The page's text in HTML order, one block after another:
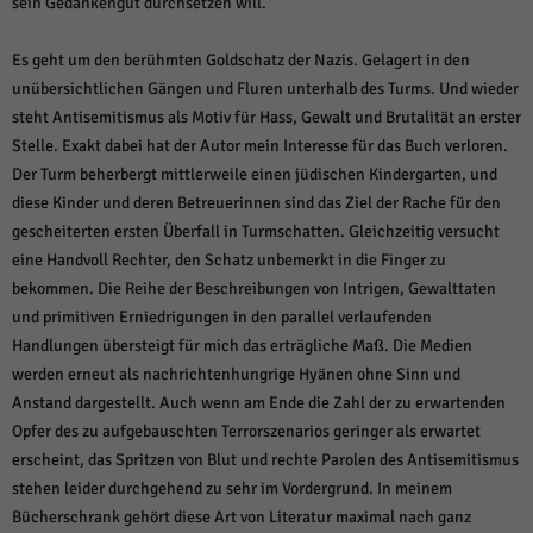
Es geht um den berühmten Goldschatz der Nazis. Gelagert in den
unübersichtlichen Gängen und Fluren unterhalb des Turms. Und wieder
steht Antisemitismus als Motiv für Hass, Gewalt und Brutalität an erster
Stelle. Exakt dabei hat der Autor mein Interesse für das Buch verloren.
Der Turm beherbergt mittlerweile einen jüdischen Kindergarten, und
diese Kinder und deren Betreuerinnen sind das Ziel der Rache für den
gescheiterten ersten Überfall in Turmschatten. Gleichzeitig versucht
eine Handvoll Rechter, den Schatz unbemerkt in die Finger zu
bekommen. Die Reihe der Beschreibungen von Intrigen, Gewalttaten
und primitiven Erniedrigungen in den parallel verlaufenden
Handlungen übersteigt für mich das erträgliche Maß. Die Medien
werden erneut als nachrichtenhungrige Hyänen ohne Sinn und
Anstand dargestellt. Auch wenn am Ende die Zahl der zu erwartenden
Opfer des zu aufgebauschten Terrorszenarios geringer als erwartet
erscheint, das Spritzen von Blut und rechte Parolen des Antisemitismus
stehen leider durchgehend zu sehr im Vordergrund. In meinem
Bücherschrank gehört diese Art von Literatur maximal nach ganz
Speichern und weiter
Zurück
Datenschutzeinstellungen
Essenziell (1)
Essenzielle Cookies ermöglichen grundlegende Funktionen und sind für die
einwandfreie Funktion der Website erforderlich.
Cookie-Informationen anzeigen
Statistiken (1)
Statistik Cookies erfassen Informationen anonym. Diese Informationen helfen
uns zu verstehen, wie unsere Besucher unsere Website nutzen.
Cookie-Informationen anzeigen
Marketing (1)
Marketing-Cookies werden von Drittanbietern oder Publishern verwendet,
um personalisierte Werbung anzuzeigen. Sie tun dies, indem sie Besucher